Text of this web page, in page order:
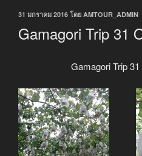
เขียน
ที่
31 มกราคม 2016 โดย AMTOUR_ADMIN
Gamagori Trip 31
Gamagori Trip